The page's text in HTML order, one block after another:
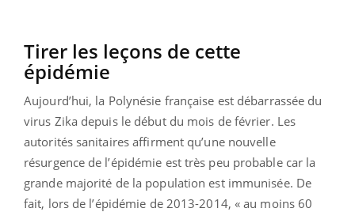
Tirer les leçons de cette
épidémie
Aujourd’hui, la Polynésie française est débarrassée du
virus Zika depuis le début du mois de février. Les
autorités sanitaires affirment qu’une nouvelle
résurgence de l’épidémie est très peu probable car la
grande majorité de la population est immunisée. De
fait, lors de l’épidémie de 2013-2014, « au moins 60